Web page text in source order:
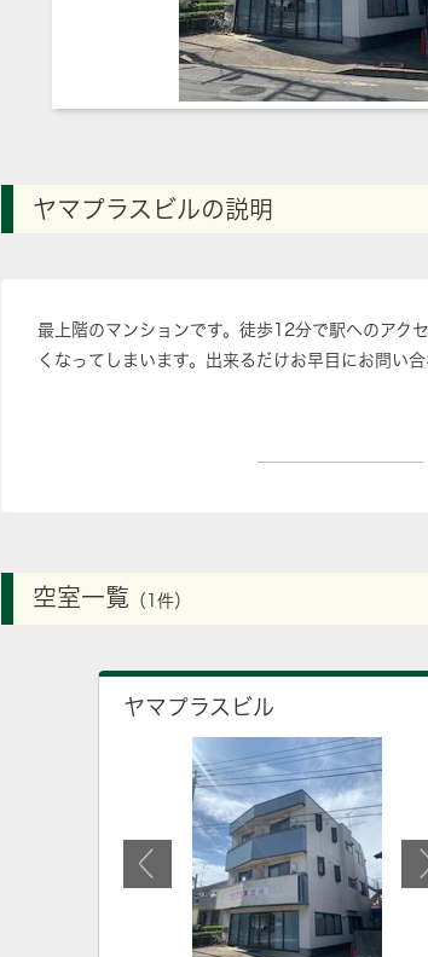
ヤマプラスビルの説明
最上階のマンションです。徒歩12分で駅へのアク
くなってしまいます。出来るだけお早目にお問い
空室一覧 （1件）
ヤマプラスビル